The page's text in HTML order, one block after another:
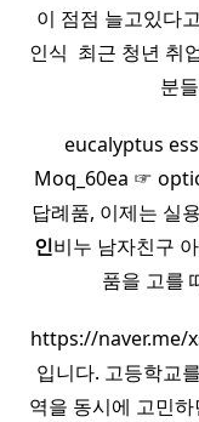
이 점점 늘고있다
인식 ​ 최근 청년 취
분
eucalyptus
Moq_60ea ☞
답례품, 이제는 실
인비누 남자친구
품을 고를
https://naver.me/
입니다. 고등학교
역을 동시에 고민